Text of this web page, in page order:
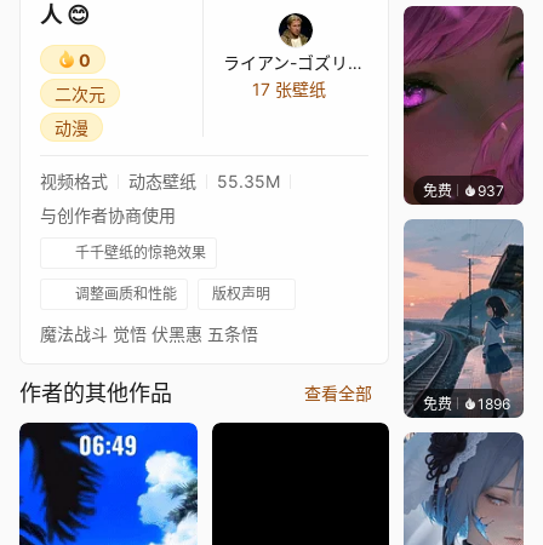
人 😊
0
二次元
动漫
ライアン-ゴズリング
17 张壁纸
视频格式 动态壁纸
55.35M
与创作者协商使用
千千壁纸的惊艳效果
调整画质和性能 版权声明
魔法战斗 觉悟 伏黑惠 五条悟
作者的其他作品 查看全部
免费 937辰东
免费 1896辰东